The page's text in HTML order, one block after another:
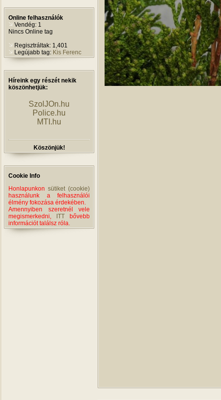
Online felhasználók
Vendég: 1
Nincs Online tag
Regisztráltak: 1,401
Legújabb tag: Kis Ferenc
Híreink egy részét nekik
köszönhetjük:
SzolJOn.hu
Police.hu
MTI.hu
Köszönjük!
Cookie Info
Honlapunkon sütiket (cookie)
használunk a felhasználói
élmény fokozása érdekében.
Amennyiben szeretnél vele
megismerkedni,
ITT bővebb
információt találsz róla.